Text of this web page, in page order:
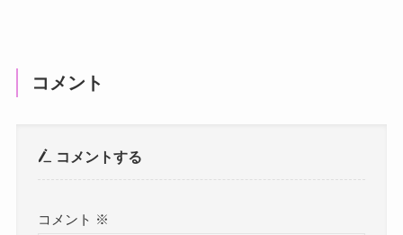
コメント
コメントする
コメント ※